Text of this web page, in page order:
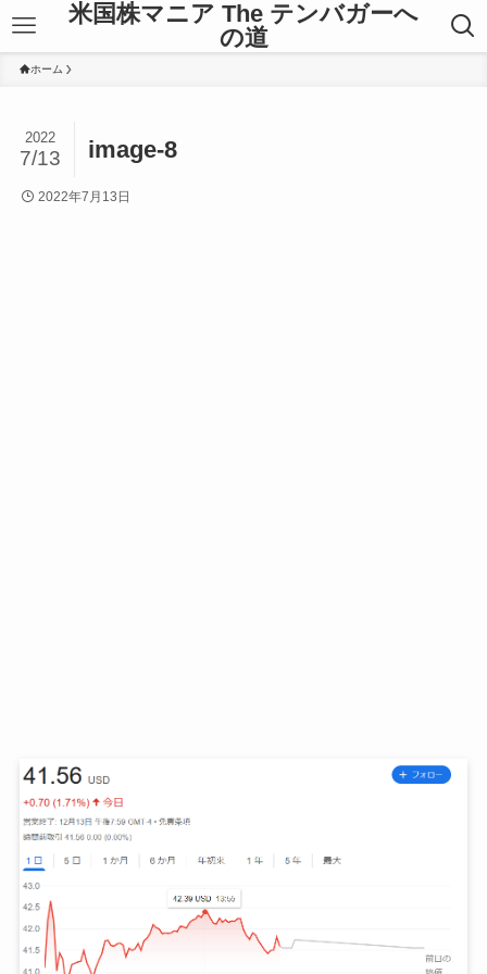
米国株マニア The テンバガーへ
の道
ホーム
image-8
2022
7/13
2022年7月13日